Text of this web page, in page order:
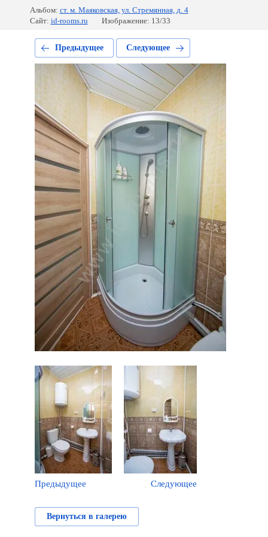
Альбом: ст. м. Маяковская, ул. Стремянная, д. 4
Сайт: id-rooms.ru Изображение: 13/33
Предыдущее Следующее
Предыдущее Следующее
Вернуться в галерею